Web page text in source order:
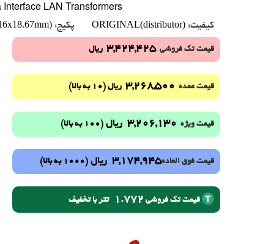
LAN Transformers
کیفیت: ORIGINAL(distributor) پکیج:
قیمت تک فروشی3,424,425 ریال
قیمت عمده 3,268,500 ریال (10 به بالا)
قیمت ویژه 3,206,130 ریال (100 به بالا)
قیمت فوق العاده3,174,945 ریال (1000 به بالا)
قیمت تک فروشی 1.772 تتر با تخفیف